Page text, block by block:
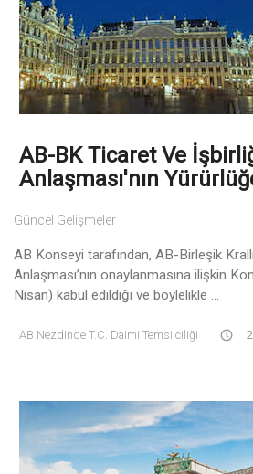
AB-BK Ticaret Ve
Anlaşması'nın
Güncel Gelişmeler
AB Konseyi tarafından, AB-Birleşik
Anlaşması’nın onaylanmasına ilişkin
Nisan) kabul edildiği ve böylelikle ...
AB Nezdinde T.C. Daimi Temsilciliği